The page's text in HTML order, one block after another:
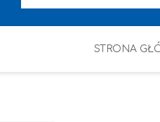
STRONA